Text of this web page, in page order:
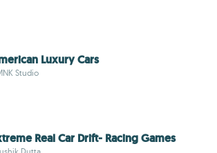
Luxury Cars
Studio
Real Car Drift- Racing Games